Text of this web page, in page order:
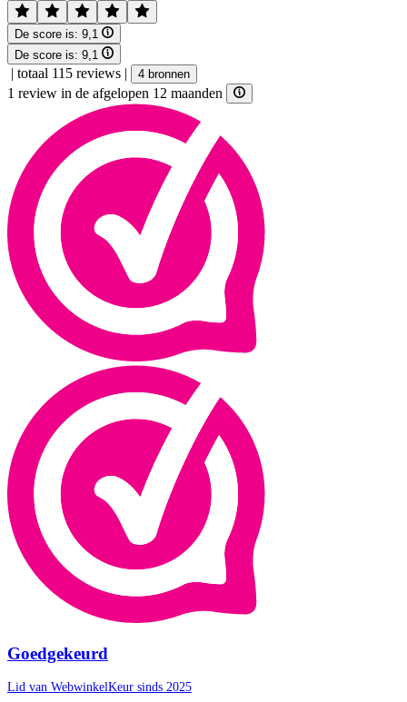
De score is: 9,1
De score is: 9,1
| totaal 115 reviews | 4 bronnen
1 review in de afgelopen 12 maanden
Goedgekeurd
Lid van WebwinkelKeur sinds 2025